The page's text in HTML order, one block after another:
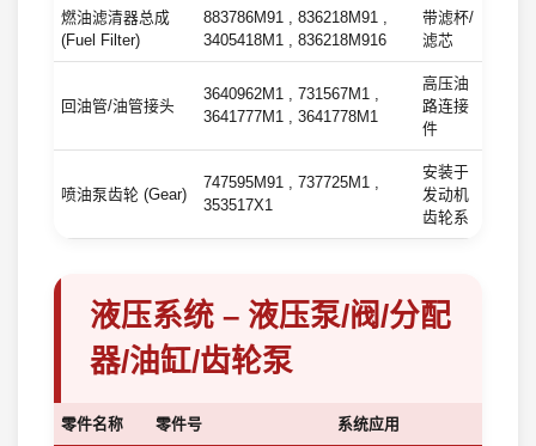
燃油滤清器总成
(Fuel Filter)
883786M91 , 836218M91 ,
3405418M1 , 836218M916
带滤杯/
滤芯
回油管/油管接头
3640962M1 , 731567M1 ,
3641777M1 , 3641778M1
高压油
路连接
件
喷油泵齿轮 (Gear)
747595M91 , 737725M1 ,
353517X1
安装于
发动机
齿轮系
液压系统 – 液压泵/阀/分配
器/油缸/齿轮泵
零件名称 零件号 系统应用